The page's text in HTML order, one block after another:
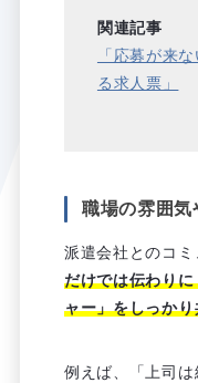
関連記事
「応募が来
る求人票」
職場の雰囲気
派遣会社とのコミ
だけでは伝わり
ャー」をしっかり
例えば、「上司